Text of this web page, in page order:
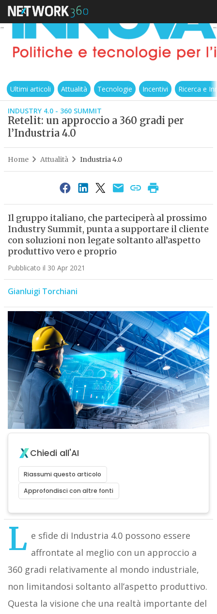
Ultimi articoli Attualità Tecnologie Incentivi Ricerca e
INDUSTRY 4.0 - 360 SUMMIT
Retelit: un approccio a 360 gradi per
l’Industria 4.0
Home Attualità Industria 4.0
Il gruppo italiano, che parteciperà al prossimo
Industry Summit, punta a supportare il cliente
con soluzioni non legate soltanto all’aspetto
produttivo vero e proprio
Pubblicato il 30 Apr 2021
Gianluigi Torchiani
Chiedi all'AI
Riassumi questo articolo
Approfondisci con altre fonti
L e sfide di Industria 4.0 possono essere
affrontate al meglio con un approccio a
360 gradi relativamente al mondo industriale,
non limitandosi soltanto all’aspetto produttivo.
Questa la visione che una realtà importante del